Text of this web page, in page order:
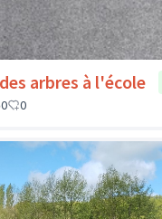
arbres à l'école
0 0